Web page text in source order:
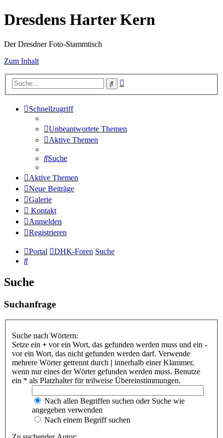
Dresdens Harter Kern
Der Dresdner Foto-Stammtisch
Zum Inhalt
Suche
Schnellzugriff
Unbeantwortete Themen
Aktive Themen
Suche
Aktive Themen
Neue Beiträge
Galerie
Kontakt
Anmelden
Registrieren
Portal DHK-Foren Suche
Suche
Suche
Suchanfrage
Suche nach Wörtern:
Setze ein + vor ein Wort, das gefunden werden muss und ein -
vor ein Wort, das nicht gefunden werden darf. Verwende
mehrere Wörter getrennt durch | innerhalb einer Klammer,
wenn nur eines der Wörter gefunden werden muss. Benutze
ein * als Platzhalter für teilweise Übereinstimmungen.
Nach allen Begriffen suchen oder Suche wie
angegeben verwenden
Nach einem Begriff suchen